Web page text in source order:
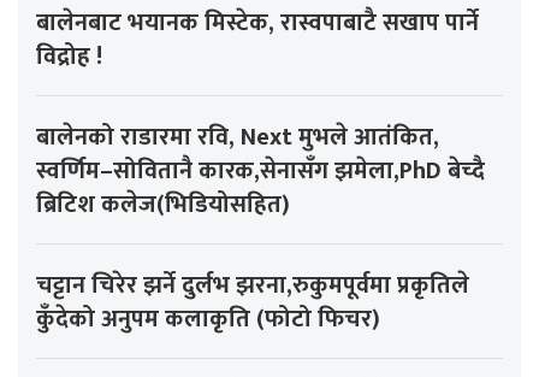
बालेनबाट भयानक मिस्टेक, रास्वपाबाटै सखाप पार्ने
विद्रोह !
बालेनको राडारमा रवि, Next मुभले आतंकित,
स्वर्णिम–सोवितानै कारक,सेनासँग झमेला,PhD बेच्दै
ब्रिटिश कलेज(भिडियोसहित)
चट्टान चिरेर झर्ने दुर्लभ झरना,रुकुमपूर्वमा प्रकृतिले
कुँदेको अनुपम कलाकृति (फोटो फिचर)